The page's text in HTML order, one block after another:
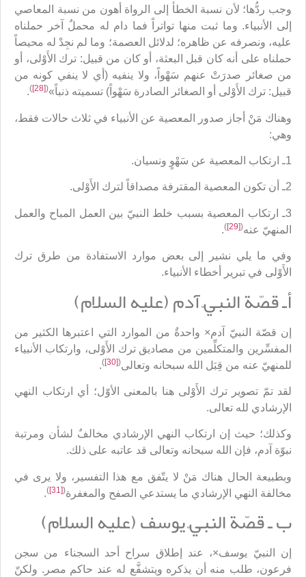
وجب ردُّها؛ لأن نسبة الخطأ إلى الرواة أهون من نسبة المعاصي
إلى الأنبياء. وما ثبت منها تواتراً فما دام له محملٌ آخر حملناه
عليه، ونصرفه عن ظاهره؛ لدلائل العصمة؛ وما لم نجِدْ له محيصاً
حملناه على أنه كان قبل البعثة، أو كان من قبيل: ترك الأَوْلى، أو
من صغائر صدرَتْ عنهم سَهْواً، ولا ينفيه (أي لا ينفي كونه من
قبيل: ترك الأَوْلى أو الصغائر الصادرة سَهْواً) تسميته ذنباً»(
[28]
)
.
وهناك مَنْ أجاز صدور المعصية عن الأنبياء في ثلاث حالات فقط،
وهي:
1ـ ارتكاب المعصية عن سَهْوٍ ونسيان.
2ـ أن تكون المعصية المقترفة مصداقاً لترك الأَوْلى.
3ـ ارتكاب المعصية بسبب خلط النبيّ بين العمل المباح والعمل
المنهيّ عنه(
[29]
)
.
وفي ما يلي نشير إلى بعض موارد الاستفادة من طرق ترك
الأَوْلى في تبرير أخطاء الأنبياء.
أـ قصّة النبيّ آدم (عليه السلام)
إن قصّة النبيّ آدم× واحدةٌ من الموارد التي اعتبرها الكثير من
المفسِّرين والمتكلِّمين من مصاديق ترك الأَوْلى، وارتكاب الأنبياء
للمنهيّ عنه من قِبَل الله سبحانه وتعالى(
[30]
)
.
لقد تمّ تصوير ترك الأَوْلى هنا بالمعنى الأوّل؛ أي ارتكاب النهي
الإرشادي لله تعالى.
وكذلك؛ حيث إن ارتكاب النهي الإرشادي مخالفٌ لشأن ومرتبة
نبوّة آدم، فإن الله سبحانه وتعالى قد عاتبه على ذلك.
وبطبيعة الحال هناك مَنْ لا يتّفق مع هذا التفسير، ولا يرى في
مخالفة النهي الإرشادي ما يستدعي الصفح والمغفرة(
[31]
)
.
ب ـ قصّة النبيّ يوسف (عليه السلام)
إن النبيّ يوسف×، عند إطلاق سراح أحد السجناء من سجن
فرعون، طلب منه أن يذكره ويتشفَّع له عند حاكم مصر. ولكنّ